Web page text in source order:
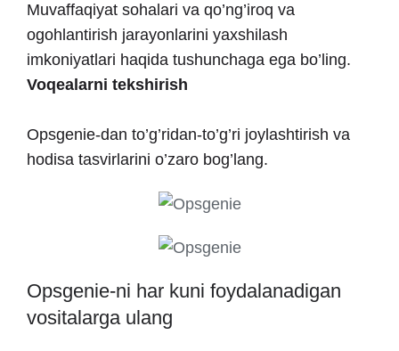
Muvaffaqiyat sohalari va qo’ng’iroq va
ogohlantirish jarayonlarini yaxshilash
imkoniyatlari haqida tushunchaga ega bo’ling.
Voqealarni tekshirish
Opsgenie-dan to’g’ridan-to’g’ri joylashtirish va
hodisa tasvirlarini o’zaro bog’lang.
Opsgenie-ni har kuni foydalanadigan
vositalarga ulang